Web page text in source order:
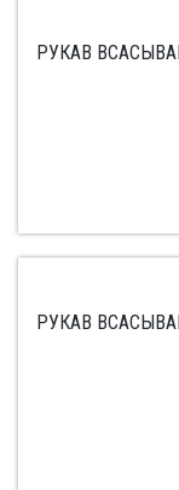
РУКАВ
РУКАВ